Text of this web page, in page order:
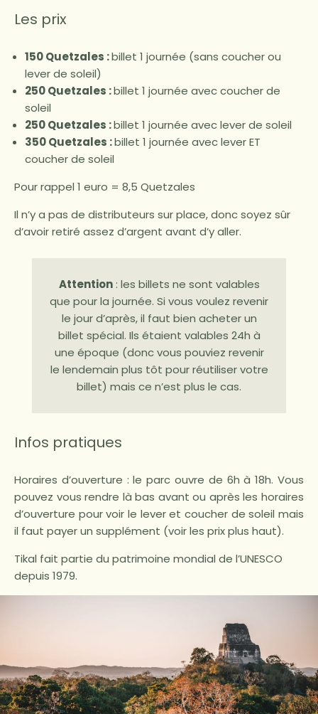
Les prix
150 Quetzales :billet 1 journée (sans coucher ou
lever de soleil)
250 Quetzales :billet 1 journée avec coucher de
soleil
250 Quetzales :billet 1 journée avec lever de soleil
350 Quetzales :billet 1 journée avec lever ET
coucher de soleil
Pour rappel 1 euro = 8,5 Quetzales
Il n’y a pas de distributeurs sur place, donc soyez sûr
d’avoir retiré assez d’argent avant d’y aller.
Attention: les billets ne sont valables
que pour la journée. Si vous voulez revenir
le jour d’après, il faut bien acheter un
billet spécial. Ils étaient valables 24h à
une époque (donc vous pouviez revenir
le lendemain plus tôt pour réutiliser votre
billet) mais ce n’est plus le cas.
Infos pratiques
Horaires d’ouverture : le parc ouvre de 6h à 18h. Vous
pouvez vous rendre là bas avant ou après les horaires
d’ouverture pour voir le lever et coucher de soleil mais
il faut payer un supplément (voir les prix plus haut).
Tikal fait partie du patrimoine mondial de l’UNESCO
depuis 1979.